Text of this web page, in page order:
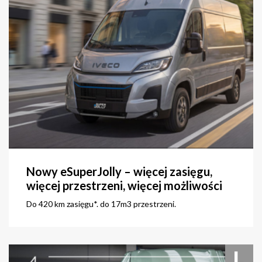
Nowy eSuperJolly – więcej zasięgu,
więcej przestrzeni, więcej możliwości
Do 420 km zasięgu*. do 17m3 przestrzeni.